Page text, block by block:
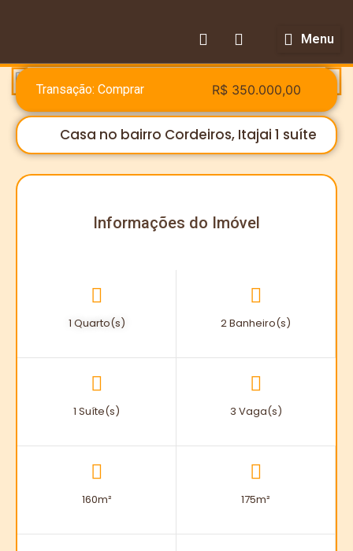
Menu
Transação: Comprar R$ 350.000,00
Casa no bairro Cordeiros, Itajai 1 suíte
Informações do Imóvel
1 Quarto(s) 2 Banheiro(s)
1 Suíte(s) 3 Vaga(s)
160m² 175m²